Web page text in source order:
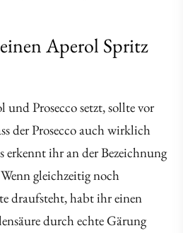
Aperol Spritz
und Prosecco setzt, sollte vor
der Prosecco auch wirklich
erkennt ihr an der Bezeichnung
gleichzeitig noch
draufsteht, habt ihr einen
durch echte Gärung